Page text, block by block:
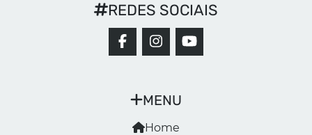
MENU
Home
REDES SOCIAIS